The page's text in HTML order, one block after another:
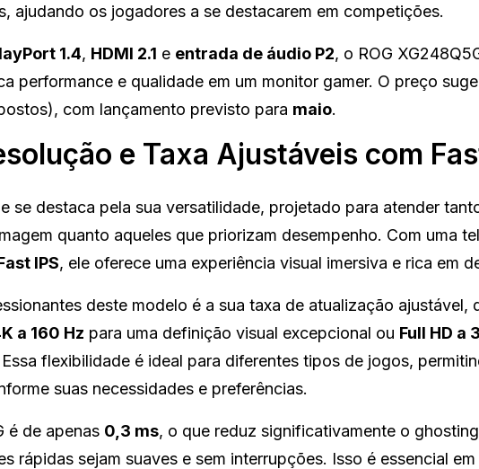
ajudando os jogadores a se destacarem em competições.
1.4, HDMI 2.1 e entrada de áudio P2, o ROG
performance e qualidade em um monitor gamer. O preço
com lançamento previsto para maio.
e Taxa Ajustáveis com
se destaca pela sua versatilidade, projetado para atender
quanto aqueles que priorizam desempenho. Com uma
IPS, ele oferece uma experiência visual imersiva e rica em
deste modelo é a sua taxa de atualização ajustável,
a 160 Hz para uma definição visual excepcional ou Full HD a
flexibilidade é ideal para diferentes tipos de jogos,
suas necessidades e preferências.
é de apenas 0,3 ms, o que reduz significativamente o
rápidas sejam suaves e sem interrupções. Isso é essencial